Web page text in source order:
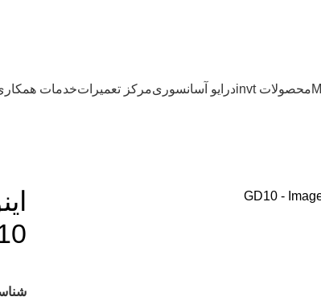
محصولات invt درایو آسانسوریمرکز تعمیراتخدمات